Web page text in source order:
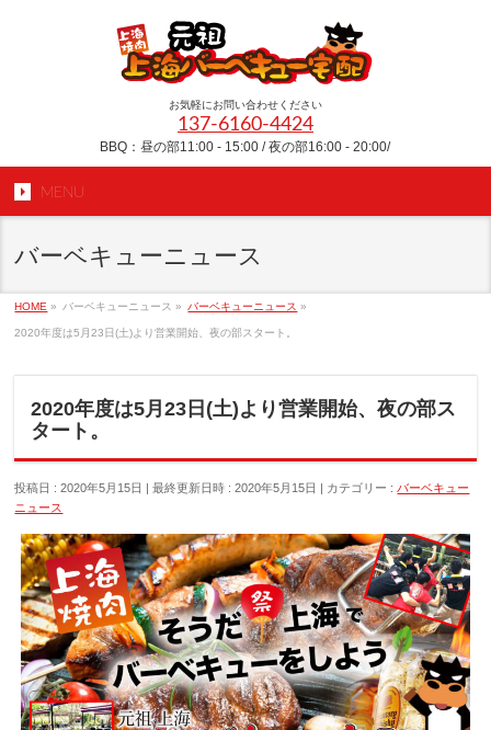
お気軽にお問い合わせください
137-6160-4424
BBQ：昼の部11:00 - 15:00 / 夜の部16:00 - 20:00/
MENU
バーベキューニュース
HOME » バーベキューニュース » バーベキューニュース »
2020年度は5月23日(土)より営業開始、夜の部スタート。
2020年度は5月23日(土)より営業開始、夜の部ス
タート。
投稿日 : 2020年5月15日 最終更新日時 : 2020年5月15日 カテゴリー : バーベキュー
ニュース